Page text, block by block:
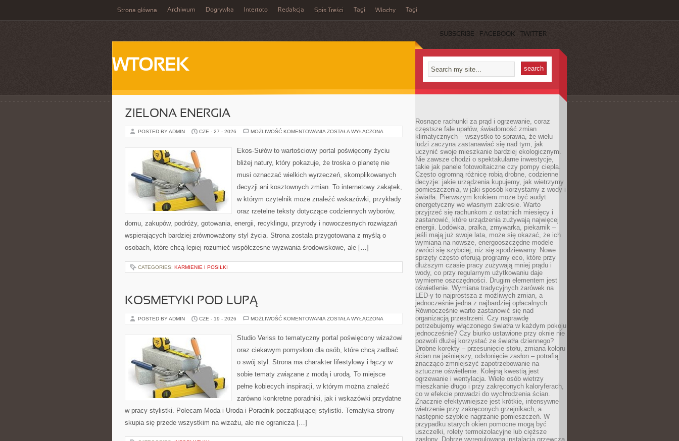
Strona główna Archiwum Dogrywka Intertoto Redakcja Spis Treści Tagi Włochy Tagi
SUBSCRIBE FACEBOOK TWITTER
WTOREK
ZIELONA ENERGIA
POSTED BY ADMIN CZE - 27 - 2026 MOŻLIWOŚĆ KOMENTOWANIA ZIELONA
ZOSTAŁA WYŁĄCZONA
Ekos-Sułów to wartościowy portal poświęcony życiu
bliżej natury, który pokazuje, że troska o planetę nie
musi oznaczać wielkich wyrzeczeń, skomplikowanych
decyzji ani kosztownych zmian. To internetowy zakątek,
w którym czytelnik może znaleźć wskazówki, przykłady
oraz rzetelne teksty dotyczące codziennych wyborów,
domu, zakupów, podróży, gotowania, energii, recyklingu, przyrody i nowoczesnych rozwiązań
wspierających bardziej zrównoważony styl życia. Strona została przygotowana z myślą o
osobach, które chcą lepiej rozumieć współczesne wyzwania środowiskowe, ale […]
CATEGORIES: KARMIENIE I POSIŁKI
KOSMETYKI POD LUPĄ
POSTED BY ADMIN CZE - 19 - 2026 MOŻLIWOŚĆ KOMENTOWANIA KOSMETYKI
ZOSTAŁA WYŁĄCZONA
Studio Veriss to tematyczny portal poświęcony wizażowi
oraz ciekawym pomysłom dla osób, które chcą zadbać
o swój styl. Strona ma charakter lifestylowy i łączy w
sobie tematy związane z modą i urodą. To miejsce
pełne kobiecych inspiracji, w którym można znaleźć
zarówno konkretne poradniki, jak i wskazówki przydatne
w pracy stylistki. Polecam Moda i Uroda i Poradnik początkującej stylistki. Tematyka strony
skupia się przede wszystkim na wizażu, ale nie ogranicza […]
Rosnące rachunki za prąd i ogrzewanie, coraz
częstsze fale upałów, świadomość zmian
klimatycznych – wszystko to sprawia, że wielu
ludzi zaczyna zastanawiać się nad tym, jak
uczynić swoje mieszkanie bardziej ekologicznym.
Nie zawsze chodzi o spektakularne inwestycje,
takie jak panele fotowoltaiczne czy pompy ciepła.
Często ogromną różnicę robią drobne, codzienne
decyzje: jakie urządzenia kupujemy, jak wietrzymy
pomieszczenia, w jaki sposób korzystamy z wody i
światła. Pierwszym krokiem może być audyt
energetyczny we własnym zakresie. Warto
przyjrzeć się rachunkom z ostatnich miesięcy i
zastanowić, które urządzenia zużywają najwięcej
energii. Lodówka, pralka, zmywarka, piekarnik –
jeśli mają już swoje lata, może się okazać, że ich
wymiana na nowsze, energooszczędne modele
zwróci się szybciej, niż się spodziewamy. Nowe
sprzęty często oferują programy eco, które przy
dłuższym czasie pracy zużywają mniej prądu i
wody, co przy regularnym użytkowaniu daje
wymierne oszczędności. Drugim elementem jest
oświetlenie. Wymiana tradycyjnych żarówek na
LED-y to najprostsza z możliwych zmian, a
jednocześnie jedna z najbardziej opłacalnych.
Równocześnie warto zastanowić się nad
organizacją przestrzeni. Czy naprawdę
potrzebujemy włączonego światła w każdym pokoju
jednocześnie? Czy biurko ustawione przy oknie nie
pozwoli dłużej korzystać ze światła dziennego?
Drobne korekty – przesunięcie stołu, zmiana koloru
ścian na jaśniejszy, odsłonięcie zasłon – potrafią
znacząco zmniejszyć zapotrzebowanie na
sztuczne oświetlenie. Kolejną kwestią jest
ogrzewanie i wentylacja. Wiele osób wietrzy
mieszkanie długo i przy zakręconych kaloryferach,
co w efekcie prowadzi do wychłodzenia ścian.
Znacznie efektywniejsze jest krótkie, intensywne
wietrzenie przy zakręconych grzejnikach, a
następnie szybkie nagrzanie pomieszczeń. W
przypadku starych okien pomocne mogą być
uszczelki, rolety termoizolacyjne lub cięższe
zasłony. Dobrze wyregulowana instalacja grzewcza